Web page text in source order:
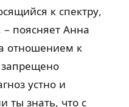
к спектру,
поясняет Анна
отношением к
запрещено
устно и
ты знать, что с